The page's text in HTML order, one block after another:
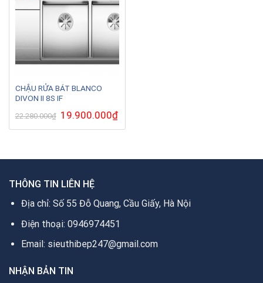
CHẬU RỬA BÁT BLANCO
DIVON II 8S IF
22.280.000₫ Giá
gốc
là:
19.900.000₫Giá
hiện
tại
THÔNG TIN LIÊN HỆ
Địa chỉ: Số 55 Đỗ Quang, Cầu Giấy, Hà Nội
Điện thoại: 0946974451
Email: sieuthibep247@gmail.com
NHẬN BẢN TIN